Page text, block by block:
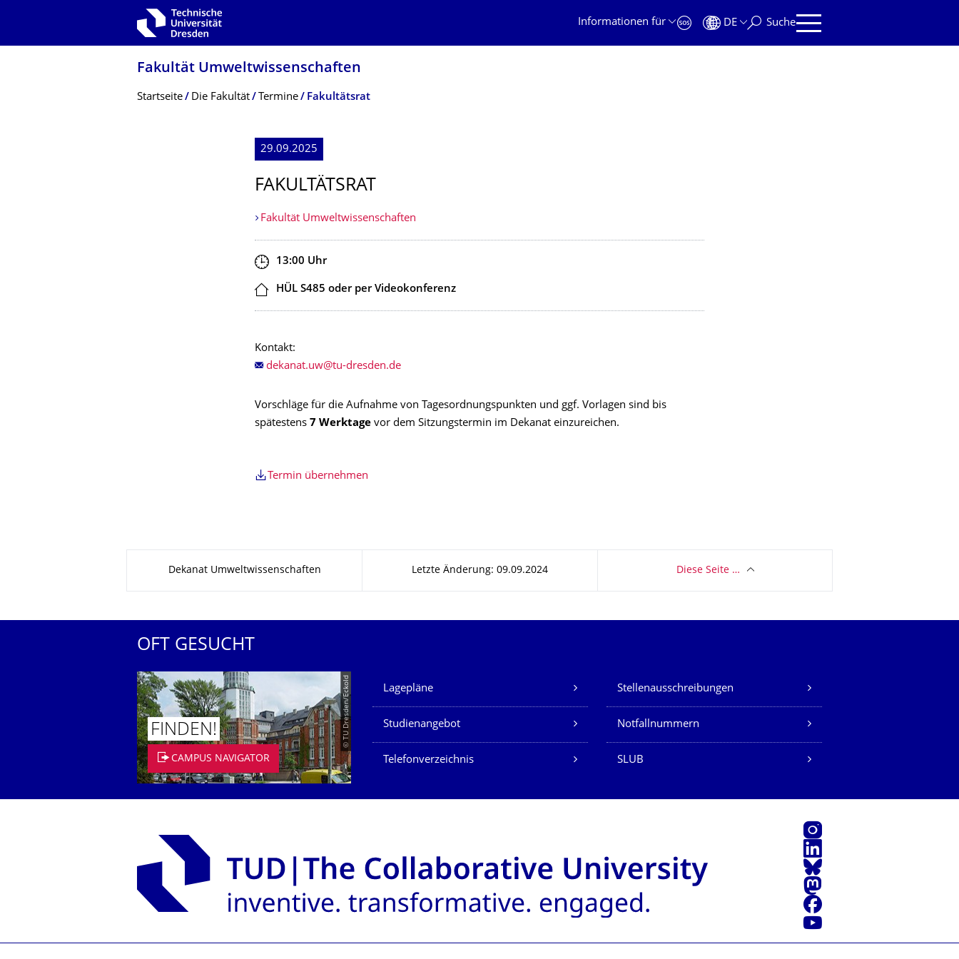
Zur Hauptnavigation springen
Informationen für
DE Suche
Fakultät Umweltwissenschaf­ten
Breadcrumb-Menü
Startseite Die Fakultät Termine Fakultätsrat
29.09.2025
FAKULTÄTSRAT
Fakultät Umweltwissenschaften
Zeit
13:00 Uhr
Ort
HÜL S485 oder per Videokonferenz
Kontakt:
Vorschläge für die Aufnahme von Tagesordnungspunkten und ggf. Vorlagen sind bis
spätestens 7 Werktage vor dem Sitzungstermin im Dekanat einzureichen.
Termin übernehmen
Dekanat Umweltwissenschaften Letzte Änderung: 09.09.2024 Diese Seite …
OFT GESUCHT
© TU Dresden/Eckold
FINDEN!
CAMPUS NAVIGATOR
Unsere Dienste
Lagepläne Stellenausschreibungen
Studienangebot Notfallnummern
Telefonverzeichnis SLUB
Instagram
LinkedIn
Bluesky
Mastodon
Facebook
Youtube